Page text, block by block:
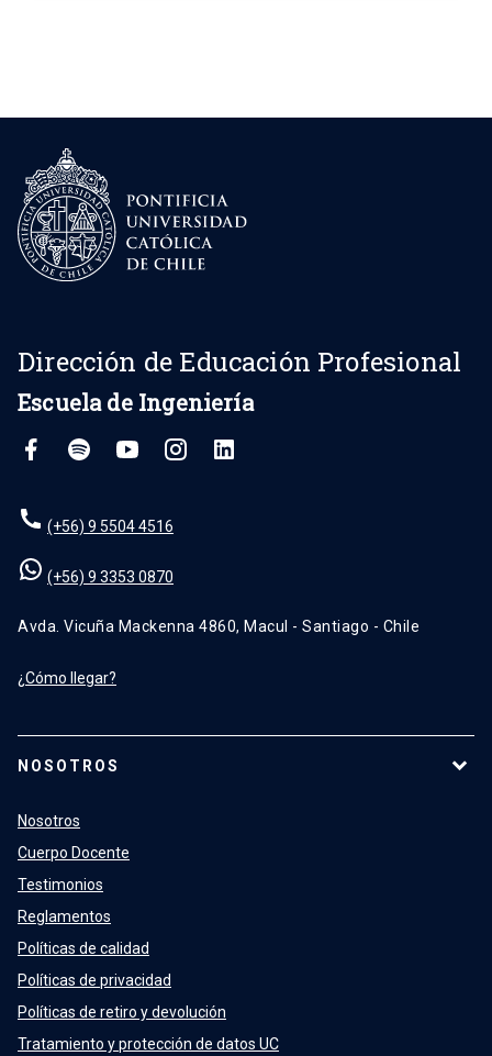
Dirección de Educación Profesional
Escuela de Ingeniería
(+56) 9 5504 4516
(+56) 9 3353 0870
Avda. Vicuña Mackenna 4860, Macul - Santiago - Chile
¿Cómo llegar?
NOSOTROS
Nosotros
Cuerpo Docente
Testimonios
Reglamentos
Políticas de calidad
Políticas de privacidad
Políticas de retiro y devolución
Tratamiento y protección de datos UC